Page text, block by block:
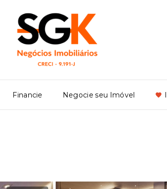
Financie Negocie seu Imóvel